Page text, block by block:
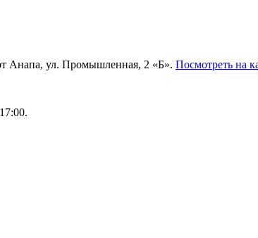
Анапа, ул. Промышленная, 2 «Б». Посмотреть на